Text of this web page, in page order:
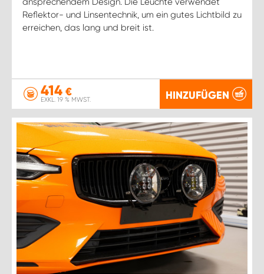
Reflektor- und Linsentechnik, um ein gutes Lichtbild zu
erreichen, das lang und breit ist.
414 €
EXKL. 19 % MWST. HINZUFÜGEN